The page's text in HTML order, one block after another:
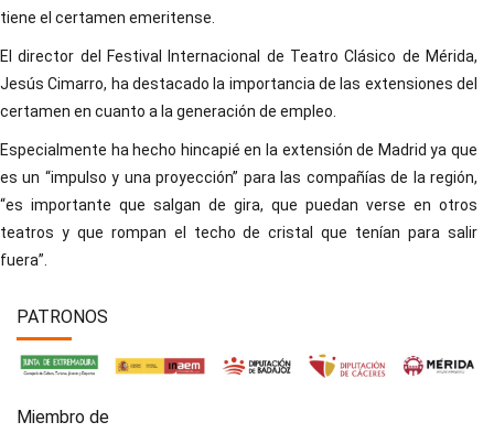
tiene el certamen emeritense.
El director del Festival Internacional de Teatro Clásico de Mérida,
Jesús Cimarro, ha destacado la importancia de las extensiones del
certamen en cuanto a la generación de empleo.
Especialmente ha hecho hincapié en la extensión de Madrid ya que
es un “impulso y una proyección” para las compañías de la región,
“es importante que salgan de gira, que puedan verse en otros
teatros y que rompan el techo de cristal que tenían para salir
fuera”.
PATRONOS
Miembro de